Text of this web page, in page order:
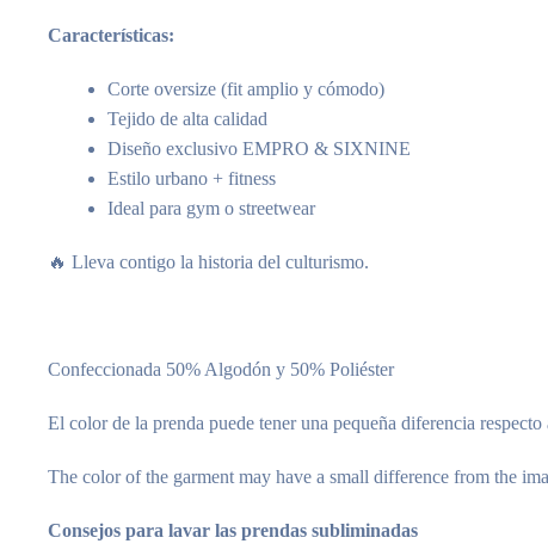
Características:
Corte oversize (fit amplio y cómodo)
Tejido de alta calidad
Diseño exclusivo EMPRO & SIXNINE
Estilo urbano + fitness
Ideal para gym o streetwear
🔥 Lleva contigo la historia del culturismo.
Confeccionada 50% Algodón y 50% Poliéster
El color de la prenda puede tener una pequeña diferencia
The color of the garment may have a small difference from the
Consejos para lavar las prendas subliminadas